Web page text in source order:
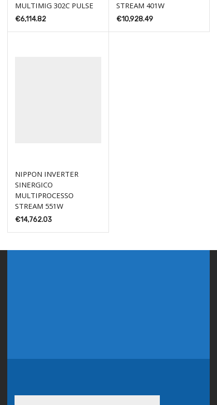
MULTIMIG 302C PULSE
€6,114.82
STREAM 401W
€10,928.49
NIPPON INVERTER
SINERGICO
MULTIPROCESSO
STREAM 551W
€14,762.03